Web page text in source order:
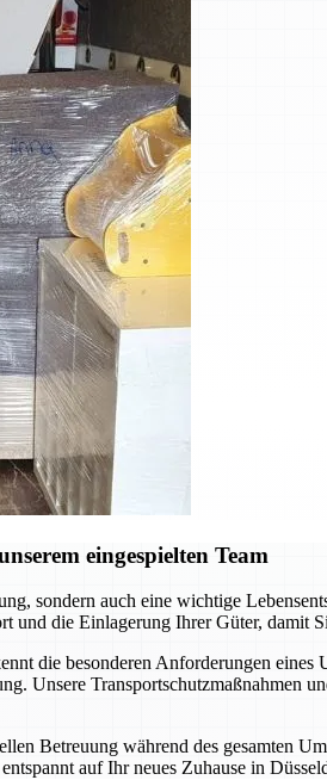
eingespielten Team
sondern auch eine wichtige
die Einlagerung Ihrer Güter, damit
die besonderen Anforderungen
Unsere Transportschutzmaßnahmen
Betreuung während des gesamten
auf Ihr neues Zuhause in